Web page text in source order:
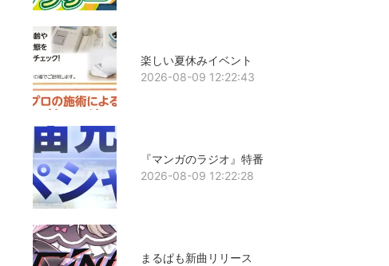
楽しい夏休みイベント
2026-08-09 12:22:43
『マンガのラジオ』特番
2026-08-09 12:22:28
まるぱも新曲リリース